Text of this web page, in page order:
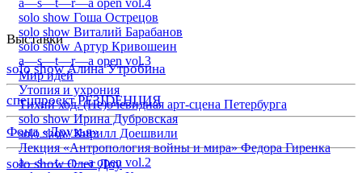
Выставки
solo show Алина Утробина
спецпроект РЕЗIDЕНЦИЯ
Фонд «Друзья»
solo show Олег Доу
a—s—t—r—a open vol.4
solo show Гоша Острецов
solo show Виталий Барабанов
solo show Артур Кривошеин
a—s—t—r—a open vol.3
Мир идей
Утопия и ухрония
Тихий ход. (Не)очевидная арт-сцена Петербурга
solo show Ирина Дубровская
solo show Кирилл Доешвили
Лекция «Антропология войны и мира» Федора Гиренка
a—s—t—r—a open vol.2